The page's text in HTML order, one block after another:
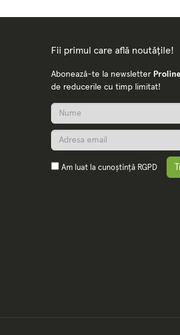
Fii primul care află noutățile!
Abonează-te la newsletter
de reducerile cu timp limitat!
Am luat la cunoștință RGPD